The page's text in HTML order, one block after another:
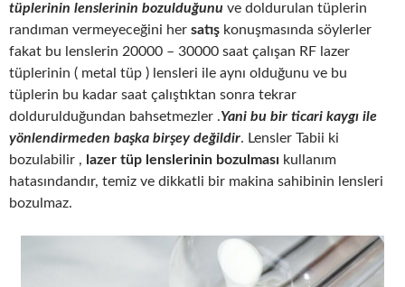
tüplerinin lenslerinin bozulduğunu ve doldurulan tüplerin
randıman vermeyeceğini her satış konuşmasında söylerler
fakat bu lenslerin 20000 – 30000 saat çalışan RF lazer
tüplerinin ( metal tüp ) lensleri ile aynı olduğunu ve bu
tüplerin bu kadar saat çalıştıktan sonra tekrar
doldurulduğundan bahsetmezler .Yani bu bir ticari kaygı ile
yönlendirmeden başka birşey değildir. Lensler Tabii ki
bozulabilir , lazer tüp lenslerinin bozulması kullanım
hatasındandır, temiz ve dikkatli bir makina sahibinin lensleri
bozulmaz.